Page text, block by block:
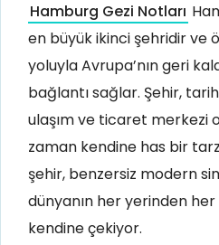
Hamburg Gezi Notları
en büyük ikinci şehridir ve
yoluyla Avrupa’nın geri
bağlantı sağlar. Şehir,
ulaşım ve ticaret merkezi
zaman kendine has bir
şehir, benzersiz modern
dünyanın her yerinden
kendine çekiyor.